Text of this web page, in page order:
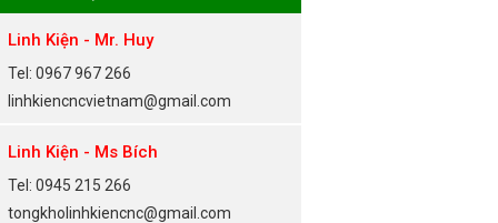
Linh Kiện - Mr. Huy
Tel: 0967 967 266
linhkiencncvietnam@gmail.com
Linh Kiện - Ms Bích
Tel: 0945 215 266
tongkholinhkiencnc@gmail.com